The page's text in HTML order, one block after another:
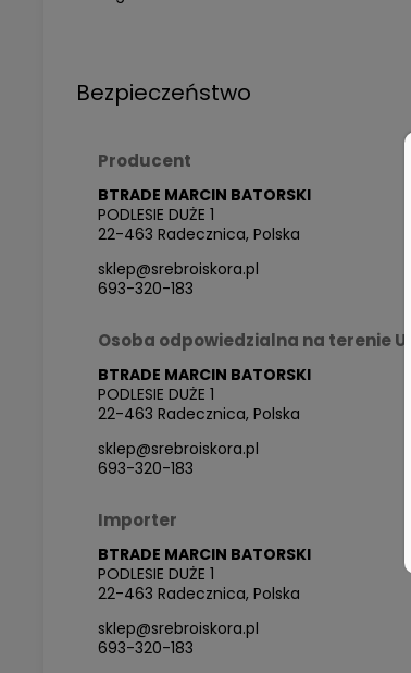
Bezpieczeństwo
Producent
BTRADE MARCIN BATORSKI
PODLESIE DUŻE 1
22-463 Radecznica, Polska
sklep@srebroiskora.pl
693-320-183
Osoba odpowiedzialna na terenie UE
BTRADE MARCIN BATORSKI
PODLESIE DUŻE 1
22-463 Radecznica, Polska
sklep@srebroiskora.pl
693-320-183
Importer
BTRADE MARCIN BATORSKI
PODLESIE DUŻE 1
22-463 Radecznica, Polska
sklep@srebroiskora.pl
693-320-183